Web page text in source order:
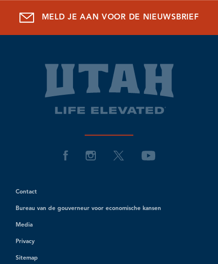
MELD JE AAN VOOR DE NIEUWSBRIEF
Contact
Bureau van de gouverneur voor economische kansen
Media
Privacy
Sitemap